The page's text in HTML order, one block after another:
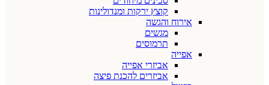
קוצץ ירקות ומנדולינות
אירוח והגשה
מגשים
תרמוסים
אפייה
אביזרי אפייה
אביזרים להכנת פיצה